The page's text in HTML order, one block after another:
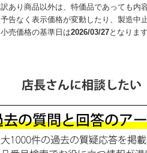
訳あり商品以外は、特価品であっても内
予告なく表示価格が変動したり、製造中
小売価格の基準日は2026/03/27となりま